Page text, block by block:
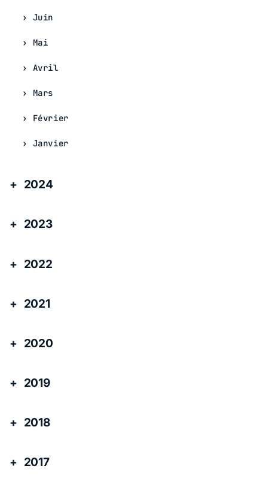
Juin
Mai
Avril
Mars
Février
Janvier
2024
2023
2022
2021
2020
2019
2018
2017